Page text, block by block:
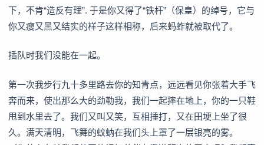
下，不肯“造反有理”. 于是你又得了“铁杆”（保皇）的绰号，它与
你又瘦又黑又结实的样子这样相称，后来蚂蚱就被取代了。
插队时我们没能在一起。
第一次我步行九十多里路去你的知青点，远远看见你张着大手飞
奔而来，使出那么大的劲勒我，我们一起摔在地上，你的一只鞋
甩到水里去了。我们又叫又笑，互相捶打，又在田埂上坐了很
久。满天清明，飞舞的蚊蚋在我们头上罩了一层银亮的雾。